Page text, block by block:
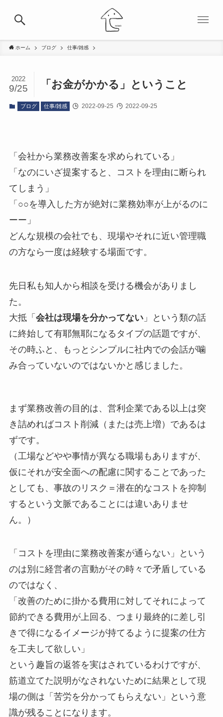
ホーム ブログ 仕事/雑感
「お金がかかる」ということ
2022
9/25
ブログ 仕事/雑感 2022-09-25 2022-09-25
「会社から業務改善案を求められている」
「なのにいざ提案すると、コストを理由に断られ
てしまう」
「○○を導入した方が絶対に業務効率が上がるのに
ーー」
どんな規模の会社でも、現場やそれに近い管理職
の方なら一度は経験する場面です。
先日私も知人から相談を受ける機会がありまし
た。
大抵「 会社は現場を分かってない」という類の話
に終始して有耶無耶になるタイプの話題ですが、
その時ふと、もっとシンプルに社内での会話が噛
み合っていないのではないかと感じました。
まず業務改善の目的は、営利企業である以上は突
き詰めればコスト削減（または売上増）であるは
ずです。
（工場などやや事情が異なる職場もありますが、
仮にそれが安全面への配慮に関することであった
としても、事故のリスク＝潜在的なコストを抑制
するという文脈であることには違いありませ
ん。）
「コストを理由に業務改善案が通らない」という
のは別に経営者の言動がその時々で矛盾している
のではなく、
「改善のために掛かる費用に対してそれによって
節約できる費用が上回る、つまり最終的に差し引
きで得になるイメージが持てるように提案の仕方
を工夫して欲しい」
という趣旨の返答を実はされているわけですが、
筋道立てた説明がなされないために結果として現
場の側は「苦労を分かってもらえない」という意
識が残ることになります。